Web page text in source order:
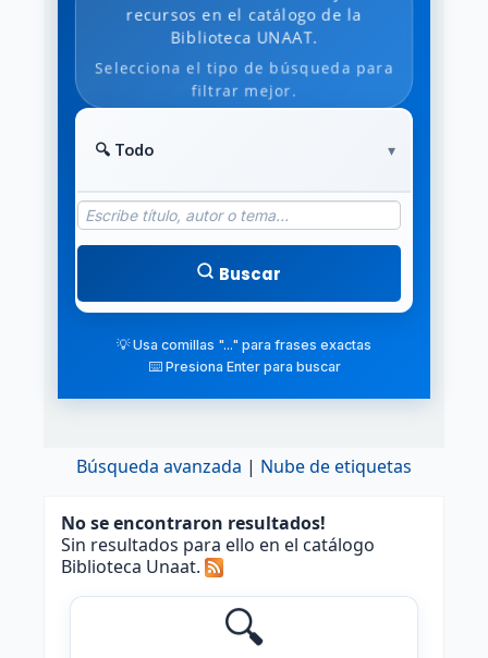
recursos en el catálogo de la
Biblioteca UNAAT.
Selecciona el tipo de búsqueda para
filtrar mejor.
Buscar
💡 Usa comillas "..." para frases exactas
⌨️ Presiona Enter para buscar
Búsqueda avanzada Nube de etiquetas
No se encontraron resultados!
Sin resultados para ello en el catálogo
Biblioteca Unaat.
🔍